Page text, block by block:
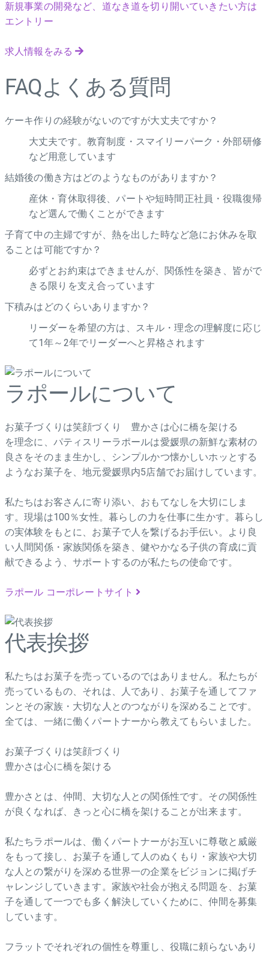
新規事業の開発など、道なき道を切り開いていきたい方は
エントリー
求人情報をみる
FAQよくある質問
ケーキ作りの経験がないのですが大丈夫ですか？
大丈夫です。教育制度・スマイリーパーク・外部研修
など用意しています
結婚後の働き方はどのようなものがありますか？
産休・育休取得後、パートや短時間正社員・役職復帰
など選んで働くことができます
子育て中の主婦ですが、熱を出した時など急にお休みを取
ることは可能ですか？
必ずとお約束はできませんが、関係性を築き、皆がで
きる限りを支え合っています
下積みはどのくらいありますか？
リーダーを希望の方は、スキル・理念の理解度に応じ
て1年～2年でリーダーへと昇格されます
ラポールについて
お菓子づくりは笑顔づくり 豊かさは心に橋を架ける
を理念に、パティスリーラポールは愛媛県の新鮮な素材の
良さをそのまま生かし、シンプルかつ懐かしいホッとする
ようなお菓子を、地元愛媛県内5店舗でお届けしています。
私たちはお客さんに寄り添い、おもてなしを大切にしま
す。現場は100％女性。暮らしの力を仕事に生かす。暮らし
の実体験をもとに、お菓子で人を繋げるお手伝い。より良
い人間関係・家族関係を築き、健やかなる子供の育成に貢
献できるよう、サポートするのが私たちの使命です。
ラポール コーポレートサイト
代表挨拶
私たちはお菓子を売っているのではありません。私たちが
売っているもの、それは、人であり、お菓子を通してファ
ンとその家族・大切な人とのつながりを深めることです。
全ては、一緒に働くパートナーから教えてもらいました。
お菓子づくりは笑顔づくり
豊かさは心に橋を架ける
豊かさとは、仲間、大切な人との関係性です。その関係性
が良くなれば、きっと心に橋を架けることが出来ます。
私たちラポールは、働くパートナーがお互いに尊敬と威厳
をもって接し、お菓子を通して人のぬくもり・家族や大切
な人との繋がりを深める世界一の企業をビジョンに掲げチ
ャレンジしていきます。家族や社会が抱える問題を、お菓
子を通して一つでも多く解決していくために、仲間を募集
しています。
フラットでそれぞれの個性を尊重し、役職に頼らないあり